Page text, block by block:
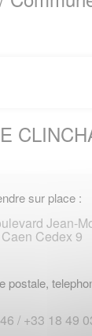
sur place :
Jean-
Cedex 9
postale,
/ +33 18 49